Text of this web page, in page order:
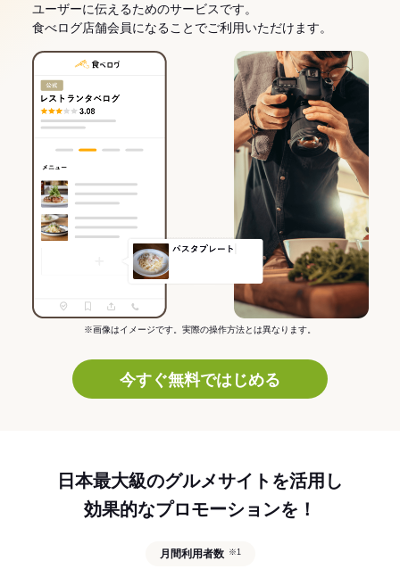
ユーザーに伝えるためのサービスです。
食べログ店舗会員になることでご利用いただけます。
※画像はイメージです。実際の操作方法とは異なります。
今すぐ無料ではじめる
日本最大級のグルメサイトを活用し
効果的なプロモーションを！
月間利用者数 ※1